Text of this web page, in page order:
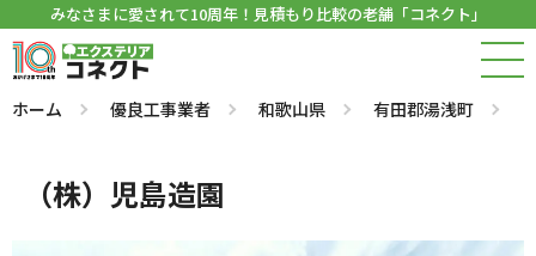
みなさまに愛されて10周年！見積もり比較の老舗「コネクト」
ホーム 優良工事業者 和歌山県 有田郡湯浅町
（株）児島造園